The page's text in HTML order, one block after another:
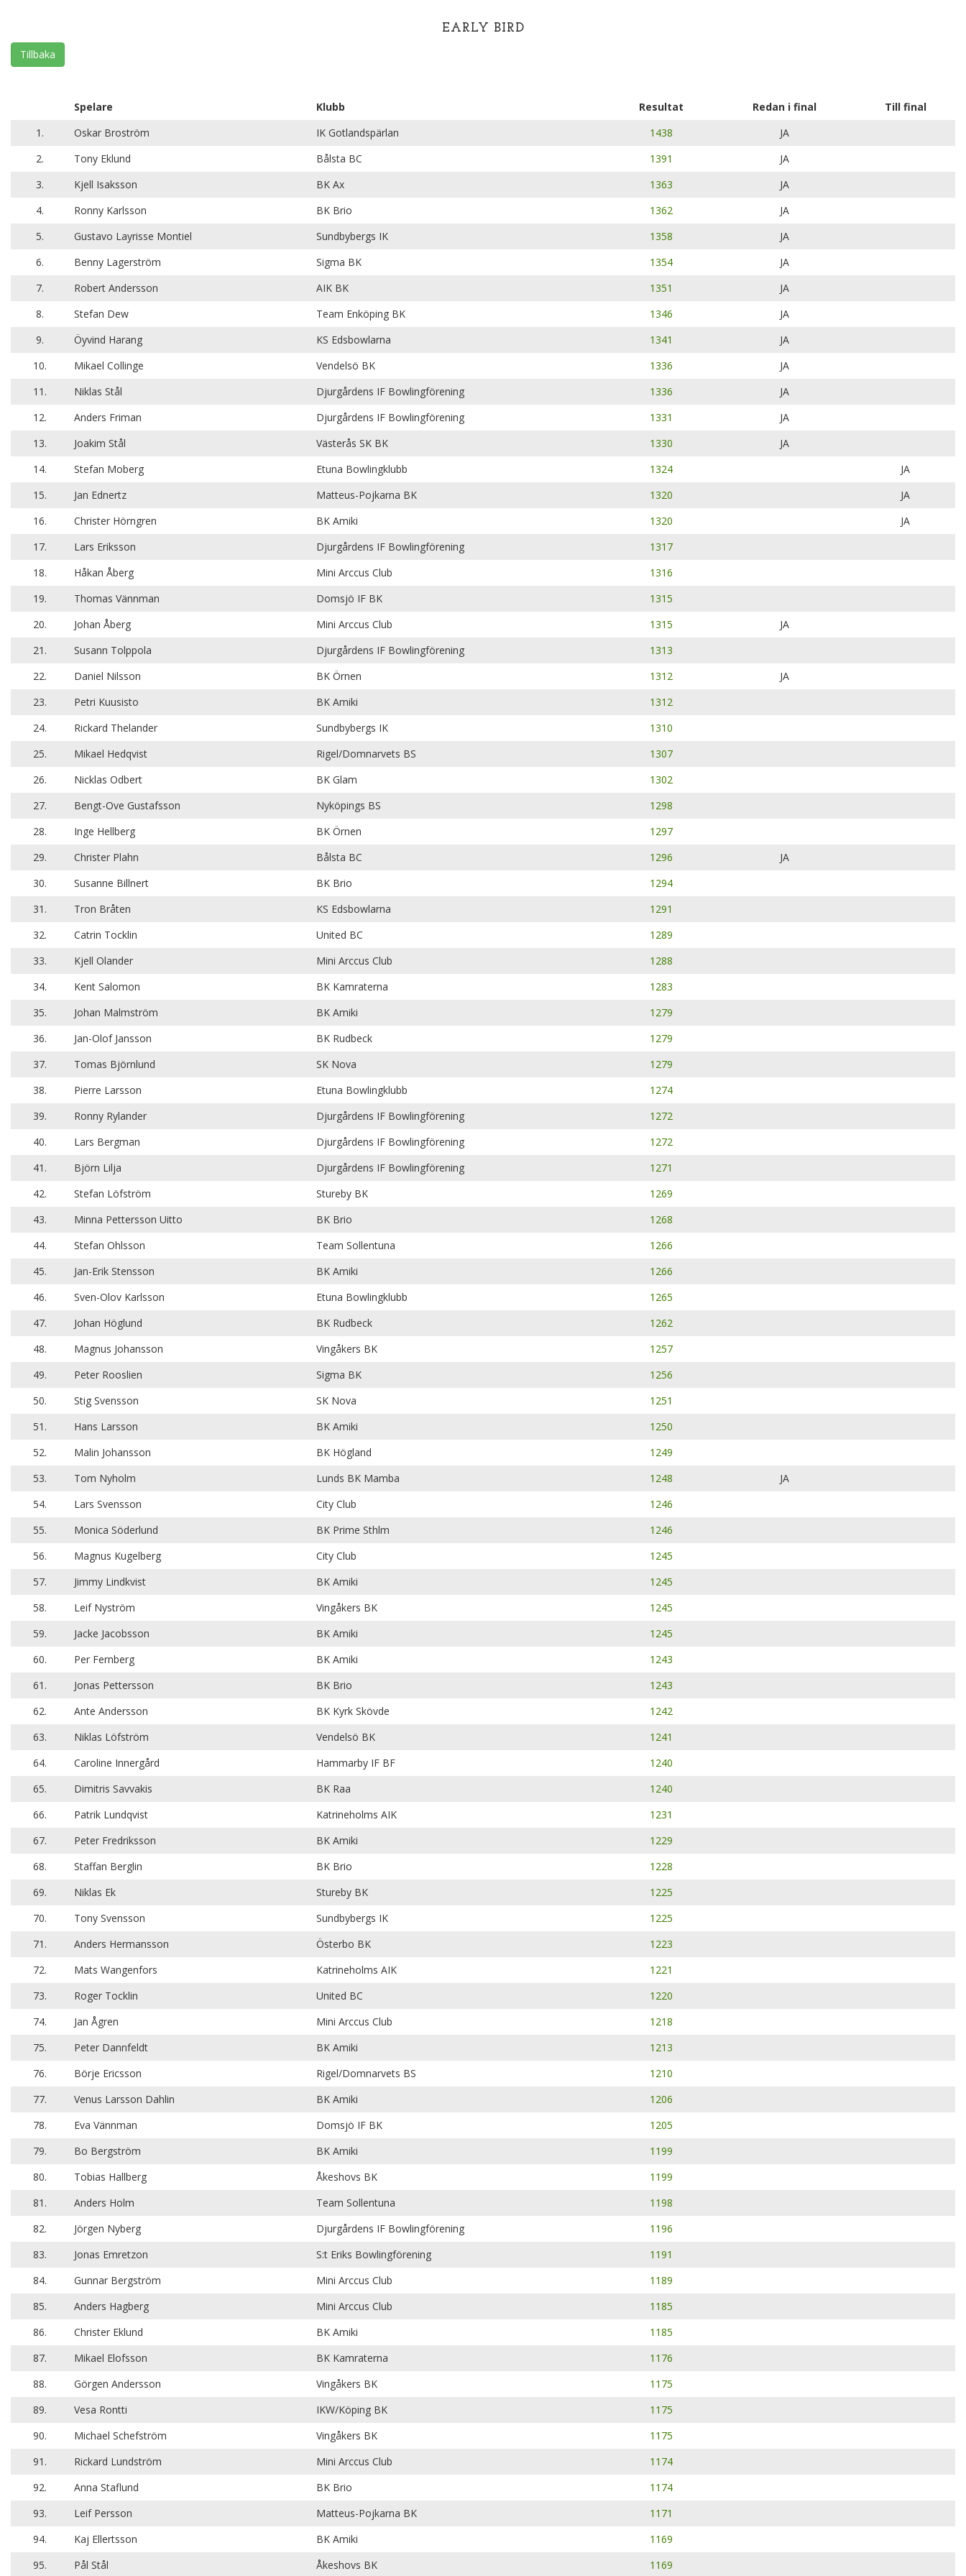
EARLY BIRD
Tillbaka
Spelare Klubb Resultat Redan i final
Till final
1.
Oskar Broström IK Gotlandspärlan 1438
JA
2.
Tony Eklund Bålsta BC 1391
JA
3.
Kjell Isaksson BK Ax 1363
JA
4.
Ronny Karlsson BK Brio 1362
JA
5.
Gustavo Layrisse Montiel Sundbybergs IK 1358
JA
6.
Benny Lagerström Sigma BK 1354
JA
7.
Robert Andersson AIK BK 1351
JA
8.
Stefan Dew Team Enköping BK 1346
JA
9.
Öyvind Harang KS Edsbowlarna 1341
JA
10.
Mikael Collinge Vendelsö BK 1336
JA
11.
Niklas Stål Djurgårdens IF Bowlingförening 1336
JA
12.
Anders Friman Djurgårdens IF Bowlingförening 1331
JA
13.
Joakim Stål Västerås SK BK 1330
JA
14.
Stefan Moberg Etuna Bowlingklubb 1324
JA
15.
Jan Ednertz Matteus-Pojkarna BK 1320
JA
16.
Christer Hörngren BK Amiki 1320
JA
17.
Lars Eriksson Djurgårdens IF Bowlingförening
1317
18.
Håkan Åberg Mini Arccus Club
1316
19.
Thomas Vännman Domsjö IF BK
1315
20.
Johan Åberg Mini Arccus Club 1315
JA
21.
Susann Tolppola Djurgårdens IF Bowlingförening
1313
22.
Daniel Nilsson BK Örnen 1312
JA
23.
Petri Kuusisto BK Amiki
1312
24.
Rickard Thelander Sundbybergs IK
1310
25.
Mikael Hedqvist Rigel/Domnarvets BS
1307
26.
Nicklas Odbert BK Glam
1302
27.
Bengt-Ove Gustafsson Nyköpings BS
1298
28.
Inge Hellberg BK Örnen
1297
29.
Christer Plahn Bålsta BC 1296
JA
30.
Susanne Billnert BK Brio
1294
31.
Tron Bråten KS Edsbowlarna
1291
32.
Catrin Tocklin United BC
1289
33.
Kjell Olander Mini Arccus Club
1288
34.
Kent Salomon BK Kamraterna
1283
35.
Johan Malmström BK Amiki
1279
36.
Jan-Olof Jansson BK Rudbeck
1279
37.
Tomas Björnlund SK Nova
1279
38.
Pierre Larsson Etuna Bowlingklubb
1274
39.
Ronny Rylander Djurgårdens IF Bowlingförening
1272
40.
Lars Bergman Djurgårdens IF Bowlingförening
1272
41.
Björn Lilja Djurgårdens IF Bowlingförening
1271
42.
Stefan Löfström Stureby BK
1269
43.
Minna Pettersson Uitto BK Brio
1268
44.
Stefan Ohlsson Team Sollentuna
1266
45.
Jan-Erik Stensson BK Amiki
1266
46.
Sven-Olov Karlsson Etuna Bowlingklubb
1265
47.
Johan Höglund BK Rudbeck
1262
48.
Magnus Johansson Vingåkers BK
1257
49.
Peter Rooslien Sigma BK
1256
50.
Stig Svensson SK Nova
1251
51.
Hans Larsson BK Amiki
1250
52.
Malin Johansson BK Högland
1249
53.
Tom Nyholm Lunds BK Mamba 1248
JA
54.
Lars Svensson City Club
1246
55.
Monica Söderlund BK Prime Sthlm
1246
56.
Magnus Kugelberg City Club
1245
57.
Jimmy Lindkvist BK Amiki
1245
58.
Leif Nyström Vingåkers BK
1245
59.
Jacke Jacobsson BK Amiki
1245
60.
Per Fernberg BK Amiki
1243
61.
Jonas Pettersson BK Brio
1243
62.
Ante Andersson BK Kyrk Skövde
1242
63.
Niklas Löfström Vendelsö BK
1241
64.
Caroline Innergård Hammarby IF BF
1240
65.
Dimitris Savvakis BK Raa
1240
66.
Patrik Lundqvist Katrineholms AIK
1231
67.
Peter Fredriksson BK Amiki
1229
68.
Staffan Berglin BK Brio
1228
69.
Niklas Ek Stureby BK
1225
70.
Tony Svensson Sundbybergs IK
1225
71.
Anders Hermansson Österbo BK
1223
72.
Mats Wangenfors Katrineholms AIK
1221
73.
Roger Tocklin United BC
1220
74.
Jan Ågren Mini Arccus Club
1218
75.
Peter Dannfeldt BK Amiki
1213
76.
Börje Ericsson Rigel/Domnarvets BS
1210
77.
Venus Larsson Dahlin BK Amiki
1206
78.
Eva Vännman Domsjö IF BK
1205
79.
Bo Bergström BK Amiki
1199
80.
Tobias Hallberg Åkeshovs BK
1199
81.
Anders Holm Team Sollentuna
1198
82.
Jörgen Nyberg Djurgårdens IF Bowlingförening
1196
83.
Jonas Emretzon S:t Eriks Bowlingförening
1191
84.
Gunnar Bergström Mini Arccus Club
1189
85.
Anders Hagberg Mini Arccus Club
1185
86.
Christer Eklund BK Amiki
1185
87.
Mikael Elofsson BK Kamraterna
1176
88.
Görgen Andersson Vingåkers BK
1175
89.
Vesa Rontti IKW/Köping BK
1175
90.
Michael Schefström Vingåkers BK
1175
91.
Rickard Lundström Mini Arccus Club
1174
92.
Anna Staflund BK Brio
1174
93.
Leif Persson Matteus-Pojkarna BK
1171
94.
Kaj Ellertsson BK Amiki
1169
95.
Pål Stål Åkeshovs BK 1169